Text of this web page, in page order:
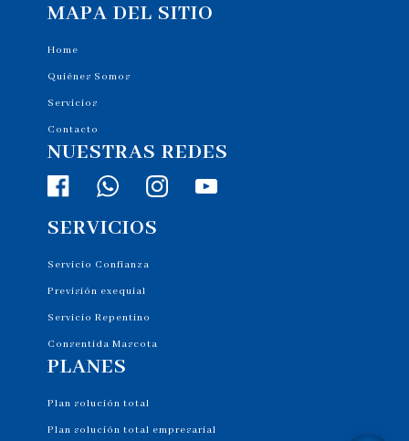
MAPA DEL SITIO
Home
Quiénes Somos
Servicios
Contacto
NUESTRAS REDES
SERVICIOS
Servicio Confianza
Previsión exequial
Servicio Repentino
Consentida Mascota
PLANES
Plan solución total
Plan solución total empresarial